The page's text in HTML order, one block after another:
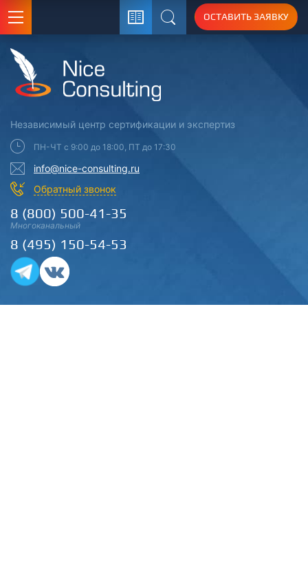
Поиск
ОСТАВИТЬ ЗАЯВКУ
Независимый центр сертификации и экспертиз
ПН-ЧТ с 9:00 до 18:00, ПТ до 17:30
info@nice-consulting.ru
Обратный звонок
8 (800) 500-41-35
Многоканальный
8 (495) 150-54-53